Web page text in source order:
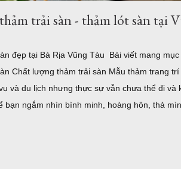
trải sàn - thảm lót sàn tại
đẹp tại Bà Rịa Vũng Tàu Bài viết mang
Chất lượng thảm trải sàn Mẫu thảm trang
và du lịch nhưng thực sự vẫn chưa thể đi
bạn ngắm nhìn bình minh, hoàng hôn, thả
Vũng Tàu Hiện tại Thảm Đẹp Sài